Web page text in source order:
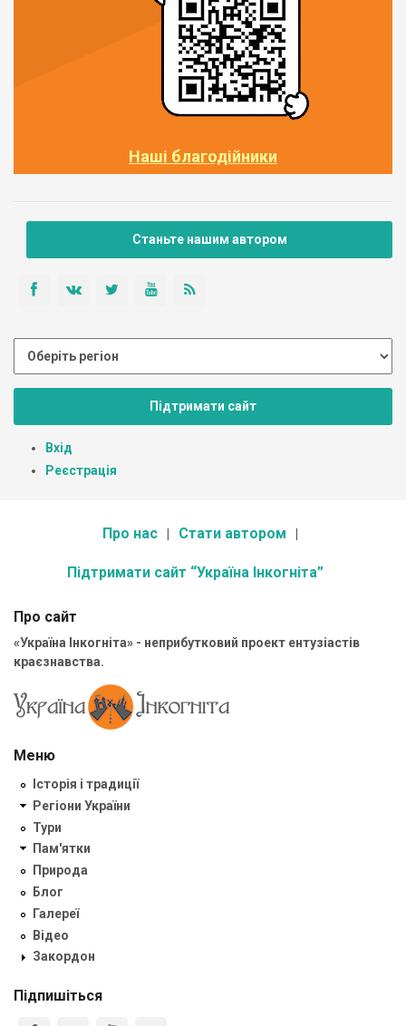
Наші благодійники
Станьте нашим автором
Підтримати сайт
Вхід
Реєстрація
Про нас Стати автором
Підтримати сайт “Україна Інкогніта”
Про сайт
«Україна Інкогніта» - неприбутковий проект ентузіастів
краєзнавства.
Меню
Історія і традиції
Регіони України
Тури
Пам'ятки
Природа
Блог
Галереї
Відео
Закордон
Підпишіться